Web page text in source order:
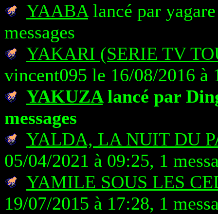
YAABAlancé par
messages
YAKARI (SERIE TV
vincent095 le 16/08/2016 à
YAKUZAlancé par
messages
YALDA, LA NUIT DU
05/04/2021 à 09:25, 1
YAMILE SOUS LES
19/07/2015 à 17:28, 1